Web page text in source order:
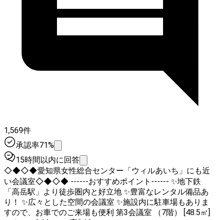
1,569件
承認率71%
15時間以内に回答
◇◆◇◆愛知県女性総合センター「ウィルあいち」にも近
い会議室◇◆◇◆ ------おすすめポイント------ ✨地下鉄
「高岳駅」より徒歩圏内と好立地 ✨豊富なレンタル備品あ
り！ ✨広々とした空間の会議室 ✨施設内に駐車場もありま
すので、お車でのご来場も便利 第3会議室 （7階） [48.5㎡]